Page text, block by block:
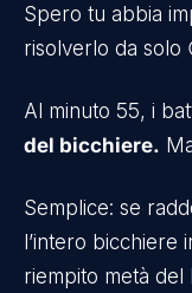
Spero tu abbia
risolverlo da solo
Al minuto 55, i
del bicchiere.
Semplice: se
l’intero bicchiere
riempito metà del